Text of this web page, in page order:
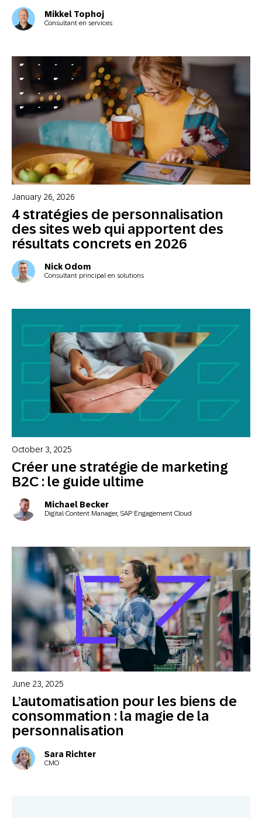
Mikkel Tophoj
Consultant en services
4 stratégies de personnalisation
des sites web qui apportent des
résultats concrets en 2026
January 26, 2026
Nick Odom
Consultant principal en solutions
Créer une stratégie de marketing
B2C : le guide ultime
October 3, 2025
Michael Becker
Digital Content Manager, SAP Engagement Cloud
L’automatisation pour les biens de
consommation : la magie de la
personnalisation
June 23, 2025
Sara Richter
CMO